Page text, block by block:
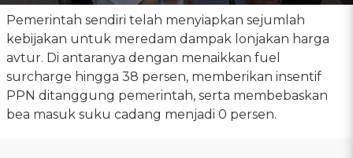
Pemerintah sendiri telah menyiapkan sejumlah
kebijakan untuk meredam dampak lonjakan harga
avtur. Di antaranya dengan menaikkan fuel
surcharge hingga 38 persen, memberikan insentif
PPN ditanggung pemerintah, serta membebaskan
bea masuk suku cadang menjadi 0 persen.